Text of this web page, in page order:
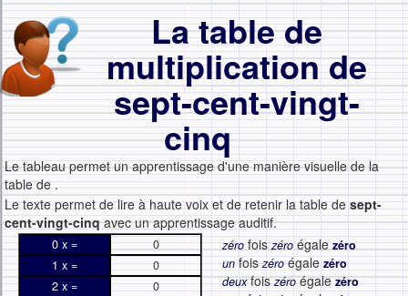
La table de
multiplication de
sept-cent-vingt-
cinq
Le tableau permet un apprentissage d'une manière visuelle de la
table de .
Le texte permet de lire à haute voix et de retenir la table de sept-
cent-vingt-cinqavec un apprentissage auditif.
0 x =
0
1 x =
0
2 x =
0
zérofoiszéroégalezéro
un foiszéro égale zéro
deuxfoiszéroégalezéro